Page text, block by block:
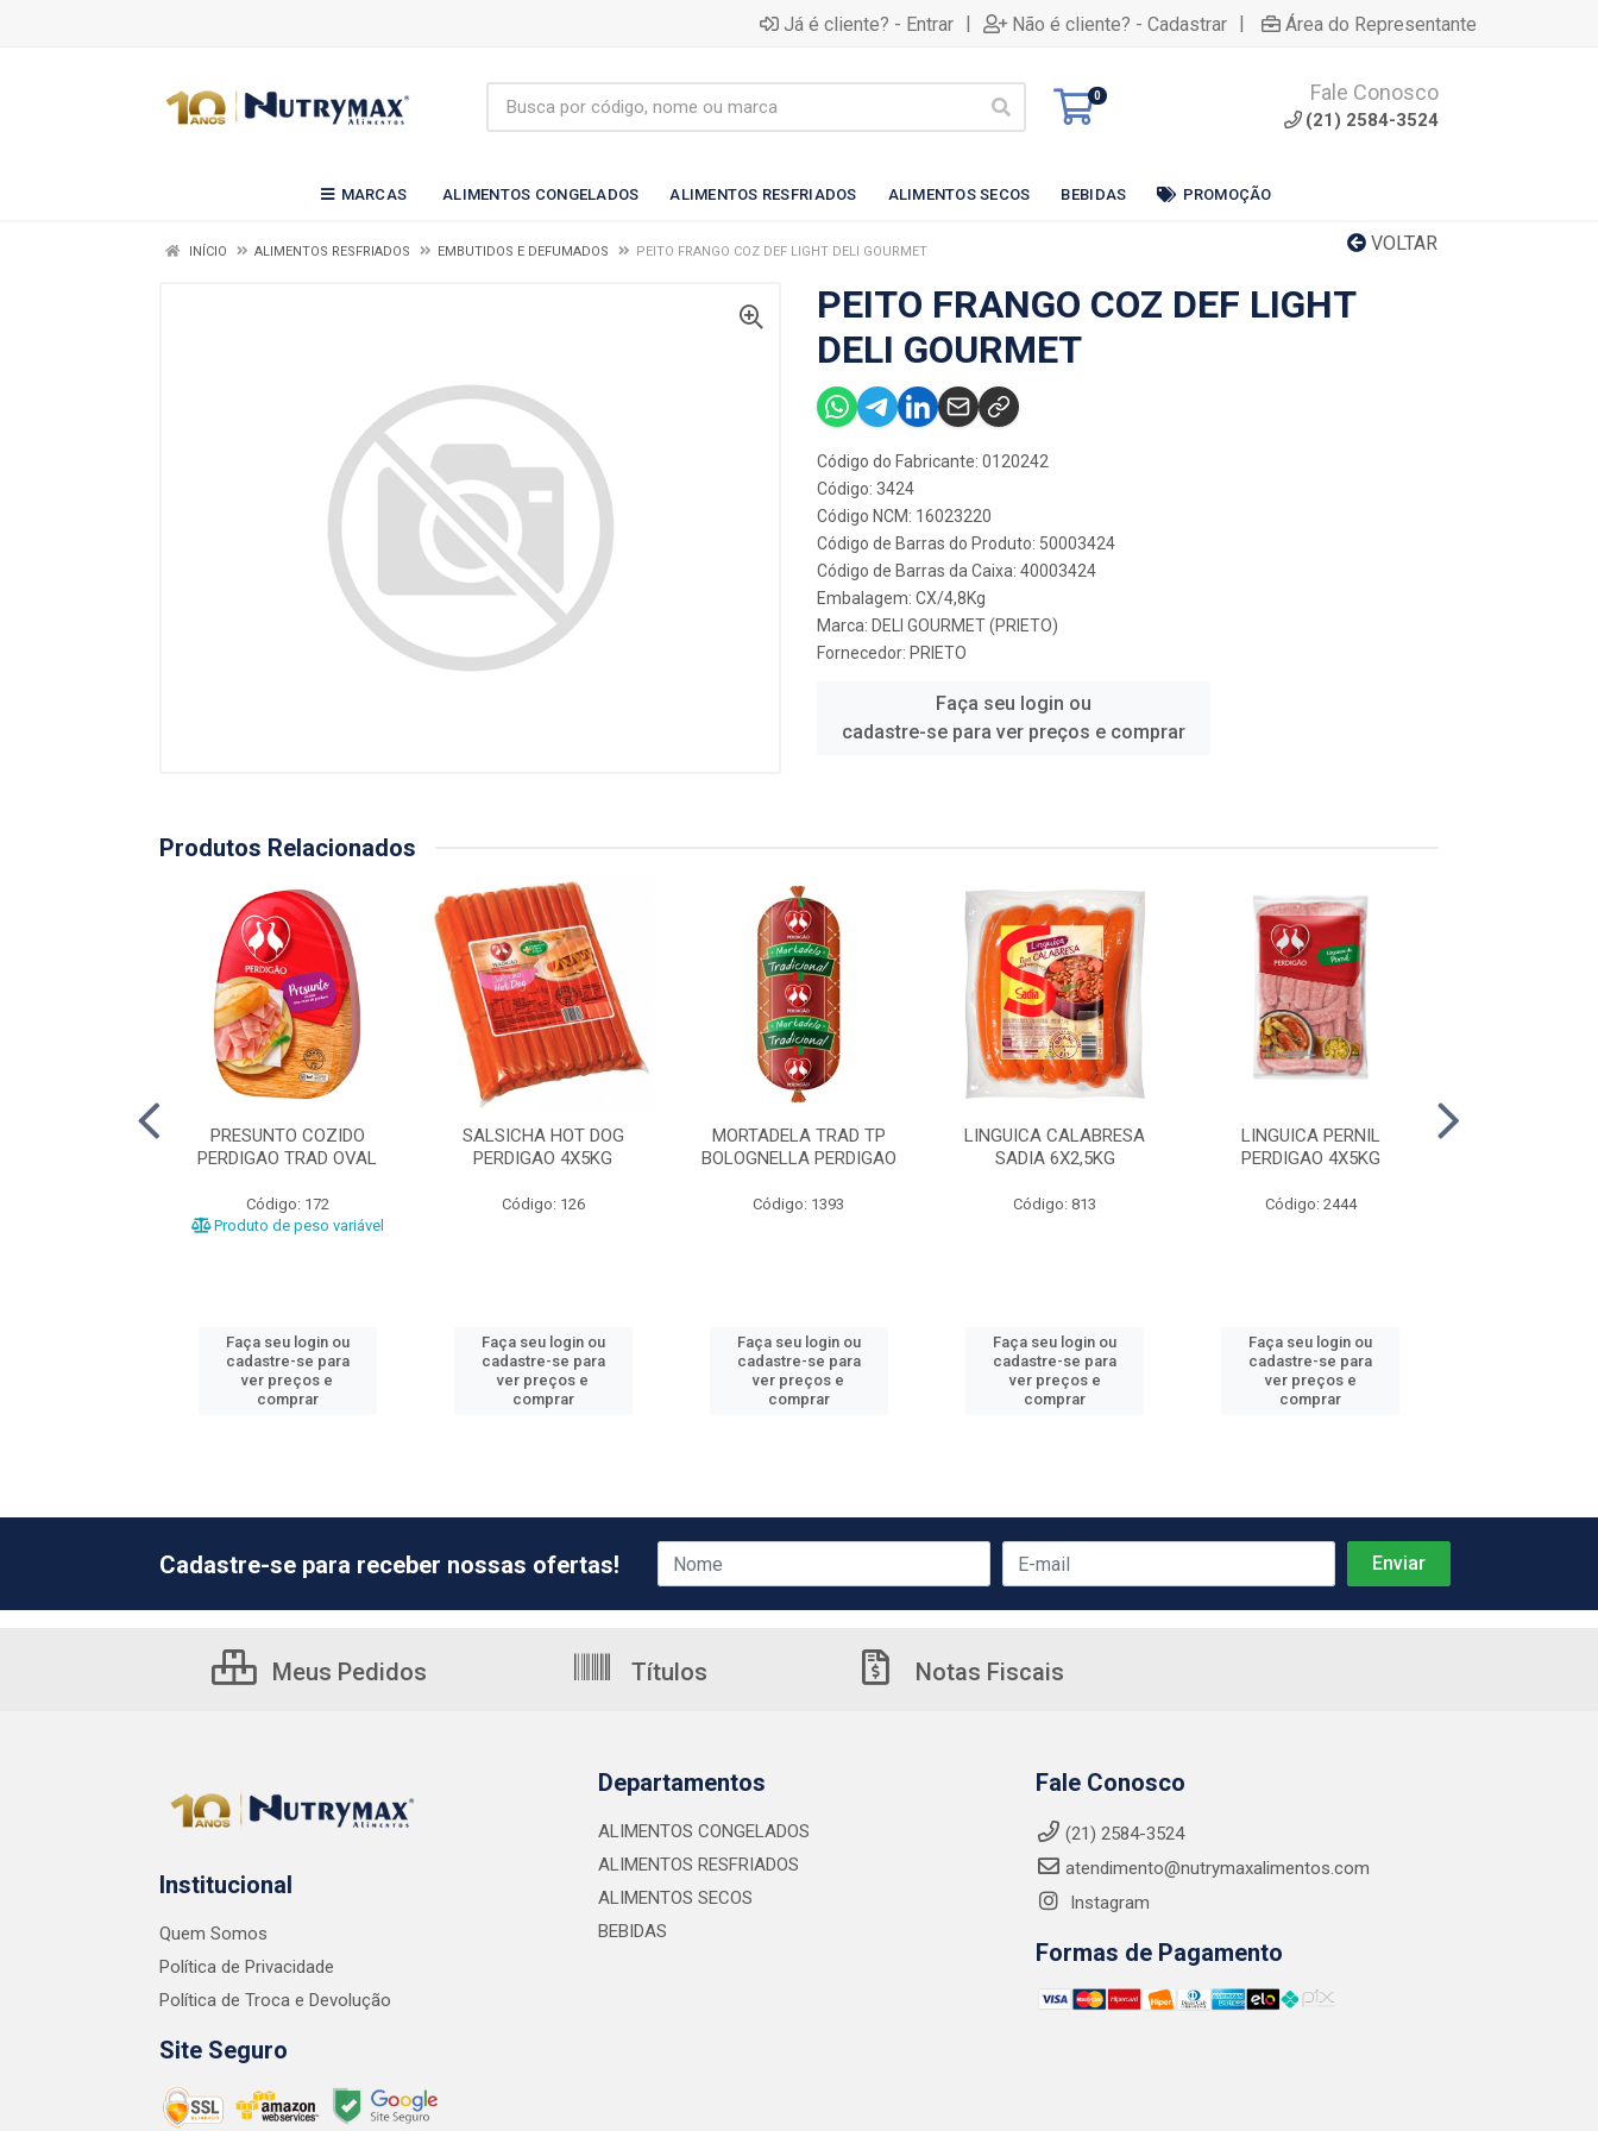
Já é cliente? - Entrar | Não é cliente? - Cadastrar | Área do Representante
0 Fale Conosco
(21) 2584-3524
MARCAS ALIMENTOS CONGELADOS ALIMENTOS RESFRIADOS ALIMENTOS SECOS BEBIDAS PROMOÇÃO
VOLTAR
INÍCIO ALIMENTOS RESFRIADOS EMBUTIDOS E DEFUMADOS PEITO FRANGO COZ DEF LIGHT DELI GOURMET
PEITO FRANGO COZ DEF LIGHT
DELI GOURMET
Código do Fabricante: 0120242
Código: 3424
Código NCM: 16023220
Código de Barras do Produto: 50003424
Código de Barras da Caixa: 40003424
Embalagem: CX/4,8Kg
Marca: DELI GOURMET (PRIETO)
Fornecedor: PRIETO
Faça seu login ou
cadastre-se para ver preços e comprar
Produtos Relacionados
PRESUNTO COZIDO
PERDIGAO TRAD OVAL
Código: 172
Produto de peso variável
Faça seu login ou
cadastre-se para
ver preços e
comprar
SALSICHA HOT DOG
PERDIGAO 4X5KG
Código: 126
Faça seu login ou
cadastre-se para
ver preços e
comprar
MORTADELA TRAD TP
BOLOGNELLA PERDIGAO
Código: 1393
Faça seu login ou
cadastre-se para
ver preços e
comprar
LINGUICA CALABRESA
SADIA 6X2,5KG
Código: 813
Faça seu login ou
cadastre-se para
ver preços e
comprar
LINGUICA PERNIL
PERDIGAO 4X5KG
Código: 2444
Faça seu login ou
cadastre-se para
ver preços e
comprar
Cadastre-se para receber nossas ofertas!
Meus Pedidos Títulos Notas Fiscais
Institucional
Quem Somos
Política de Privacidade
Política de Troca e Devolução
Site Seguro
Departamentos
ALIMENTOS CONGELADOS
ALIMENTOS RESFRIADOS
ALIMENTOS SECOS
BEBIDAS
Fale Conosco
(21) 2584-3524
atendimento@nutrymaxalimentos.com
Instagram
Formas de Pagamento